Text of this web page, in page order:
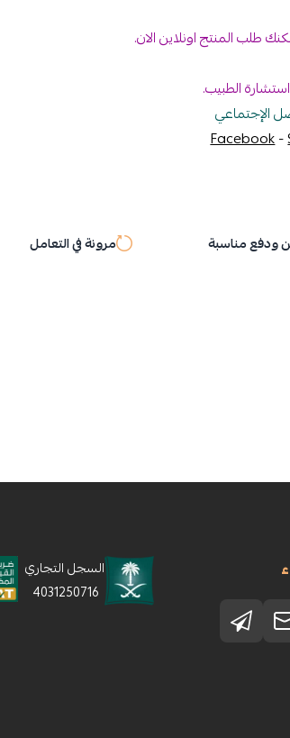
طلب المنتج اونلاين الان.
الطبيب.
الإجتماعي
Facebook-
مناسبة مرونة في التعامل
السجل التجاري
4031250716